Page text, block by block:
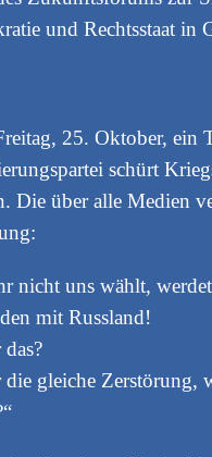
und Rechtsstaat in
25. Oktober, ein
schürt
Die über alle Medien
nicht uns wählt,
mit Russland!
gleiche Zerstörung,